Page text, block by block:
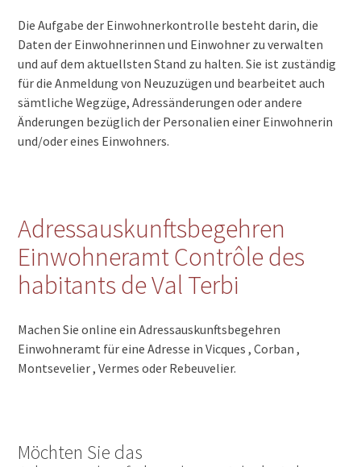
Die Aufgabe der Einwohnerkontrolle besteht darin, die
Daten der Einwohnerinnen und Einwohner zu verwalten
und auf dem aktuellsten Stand zu halten. Sie ist zuständig
für die Anmeldung von Neuzuzügen und bearbeitet auch
sämtliche Wegzüge, Adressänderungen oder andere
Änderungen bezüglich der Personalien einer Einwohnerin
und/oder eines Einwohners.
Adressauskunftsbegehren
Einwohneramt Contrôle des
habitants de Val Terbi
Machen Sie online ein Adressauskunftsbegehren
Einwohneramt für eine Adresse in Vicques , Corban ,
Montsevelier , Vermes oder Rebeuvelier.
Möchten Sie das